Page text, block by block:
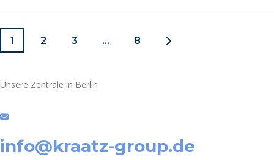
1 2 3 … 8
Unsere Zentrale in Berlin
info@kraatz-group.de